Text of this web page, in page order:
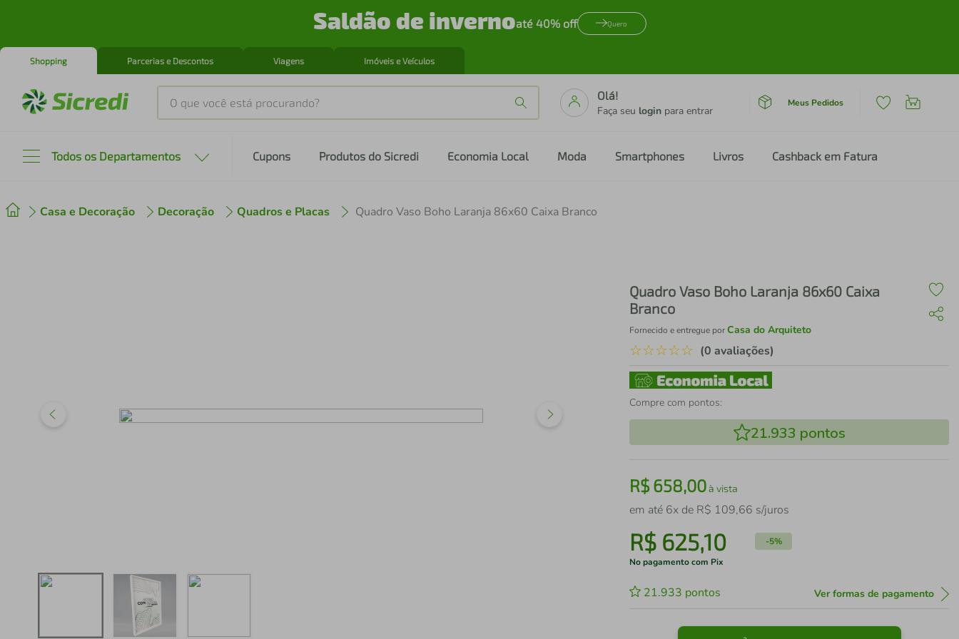
Saldão de invernoaté 40% off Quero
Shopping Parcerias e Descontos Viagens Imóveis e Veículos
O que você está procurando?
Olá!
Faça seu login para entrar
Meus Pedidos
Todos os Departamentos Cupons Produtos do Sicredi Economia Local Moda Smartphones Livros Cashback em Fatura
Casa e Decoração Decoração Quadros e Placas Quadro Vaso Boho Laranja 86x60 Caixa Branco
Quadro Vaso Boho Laranja 86x60 Caixa
Branco
Fornecido e entregue porCasa do Arquiteto
☆☆☆☆☆ (0 avaliações)
Compre com pontos:
21.933 pontos
R$658,00à vista
em até 6x de R$ 109,66 s/juros
R$ 625,10 -5%
No pagamento com Pix
21.933 pontos Ver formas de pagamento
º cafeteira